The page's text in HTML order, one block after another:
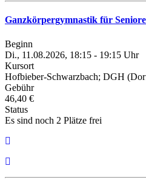
Ganzkörpergymnastik für
Beginn
Di., 11.08.2026, 18:15 - 19:15 Uhr
Kursort
Hofbieber-Schwarzbach; DGH
Gebühr
46,40 €
Status
Es sind noch 2 Plätze frei